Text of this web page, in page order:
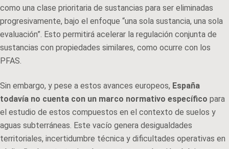
como una clase prioritaria de sustancias para ser eliminadas
progresivamente, bajo el enfoque “una sola sustancia, una sola
evaluación”. Esto permitirá acelerar la regulación conjunta de
sustancias con propiedades similares, como ocurre con los
PFAS.
Sin embargo, y pese a estos avances europeos, España
todavía no cuenta con un marco normativo específico para
el estudio de estos compuestos en el contexto de suelos y
aguas subterráneas. Este vacío genera desigualdades
territoriales, incertidumbre técnica y dificultades operativas en